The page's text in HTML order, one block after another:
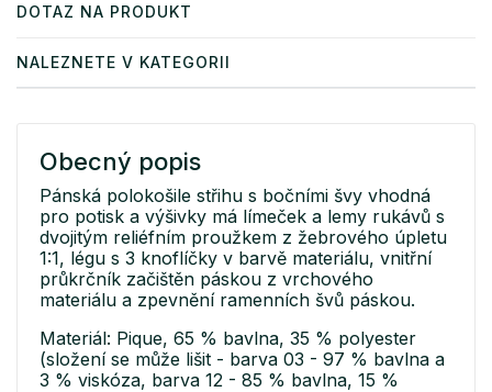
DOTAZ NA PRODUKT
NALEZNETE V KATEGORII
Obecný popis
Pánská polokošile střihu s bočními švy vhodná
pro potisk a výšivky má límeček a lemy rukávů s
dvojitým reliéfním proužkem z žebrového úpletu
1:1, légu s 3 knoflíčky v barvě materiálu, vnitřní
průkrčník začištěn páskou z vrchového
materiálu a zpevnění ramenních švů páskou.
Materiál: Pique, 65 % bavlna, 35 % polyester
(složení se může lišit - barva 03 - 97 % bavlna a
3 % viskóza, barva 12 - 85 % bavlna, 15 %